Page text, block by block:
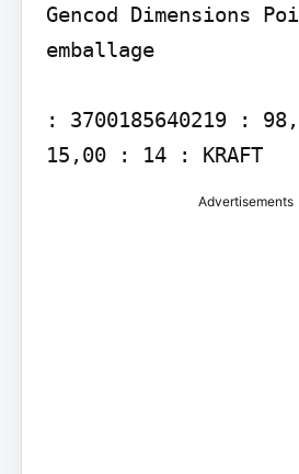
Gencod Dimensions
emballage
: 3700185640219 :
15,00 : 14 : KRAFT
Advertisements